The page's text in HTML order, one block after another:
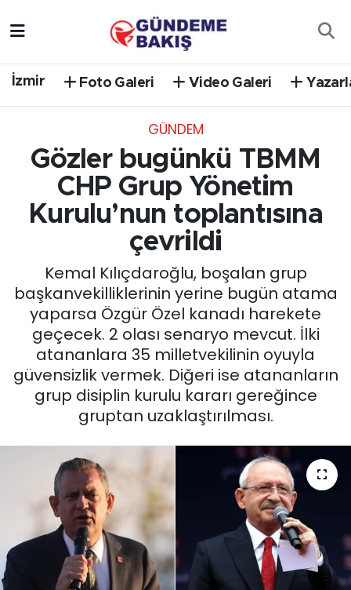
İzmir Foto Galeri Video Galeri
GÜNDEM
Gözler bugünkü TBMM
CHP Grup Yönetim
Kurulu’nun toplantısına
çevrildi
Kemal Kılıçdaroğlu, boşalan grup
başkanvekilliklerinin yerine bugün atama
yaparsa Özgür Özel kanadı harekete
geçecek. 2 olası senaryo mevcut. İlki
atananlara 35 milletvekilinin oyuyla
güvensizlik vermek. Diğeri ise atananların
grup disiplin kurulu kararı gereğince
gruptan uzaklaştırılması.
EGE
EĞİTİM
English News
GÜNCEL
KÜLTÜR SANAT
MAGAZİN
POLİTİKA
SAĞLIK
Siyaset
SPOR
Süper Lig Puan Durumu ve Fikstür
Tüm Manşetler
Son Dakika Haberleri
Haber Arşivi